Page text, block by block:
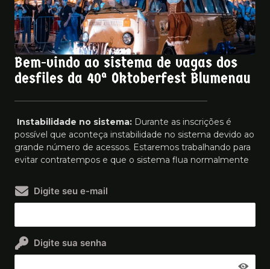
Bem-vindo ao sistema de vagas dos
desfiles da 40ª Oktoberfest Blumenau
Instabilidade no sistema: Durante as inscrições é
possível que aconteça instabilidade no sistema devido ao
grande número de acessos. Estaremos trabalhando para
evitar contratempos e que o sistema flua normalmente
Digite seu e-mail
Digite sua senha